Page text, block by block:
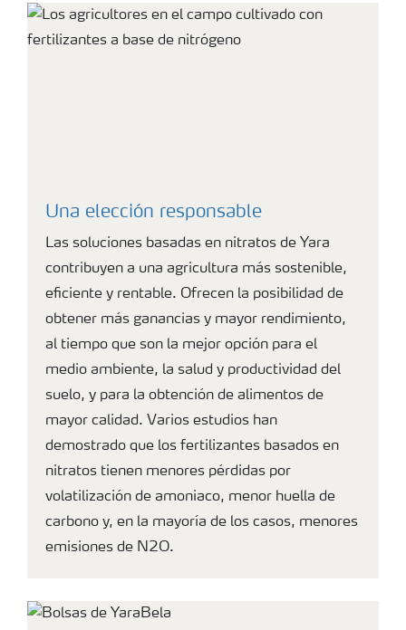
Una elección responsable
Las soluciones basadas en nitratos de Yara
contribuyen a una agricultura más sostenible,
eficiente y rentable. Ofrecen la posibilidad de
obtener más ganancias y mayor rendimiento,
al tiempo que son la mejor opción para el
medio ambiente, la salud y productividad del
suelo, y para la obtención de alimentos de
mayor calidad. Varios estudios han
demostrado que los fertilizantes basados en
nitratos tienen menores pérdidas por
volatilización de amoniaco, menor huella de
carbono y, en la mayoría de los casos, menores
emisiones de N2O.